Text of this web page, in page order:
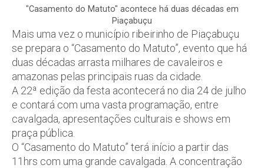
"Casamento do Matuto" acontece há duas décadas em
Piaçabuçu
Mais uma vez o município ribeirinho de Piaçabuçu
se prepara o “Casamento do Matuto”, evento que há
duas décadas arrasta milhares de cavaleiros e
amazonas pelas principais ruas da cidade.
A 22ª edição da festa acontecerá no dia 24 de julho
e contará com uma vasta programação, entre
cavalgada, apresentações culturais e shows em
praça pública.
O “Casamento do Matuto” terá início a partir das
11hrs com uma grande cavalgada. A concentração